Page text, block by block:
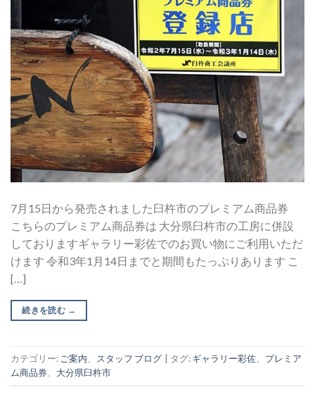
7月15日から発売されました臼杵市のプレミアム商品券
こちらのプレミアム商品券は 大分県臼杵市の工房に併設
しておりますギャラリー彩佐でのお買い物にご利用いただ
けます 令和3年1月14日までと期間もたっぷりあります こ
[…]
続きを読む →
カテゴリー: ご案内 スタッフ ブログ タグ:ギャラリー彩佐
プレミア
ム商品券
大分県臼杵市